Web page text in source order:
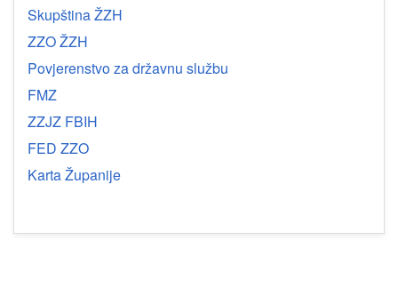
Skupština ŽZH
ZZO ŽZH
Povjerenstvo za državnu službu
FMZ
ZZJZ FBIH
FED ZZO
Karta Županije